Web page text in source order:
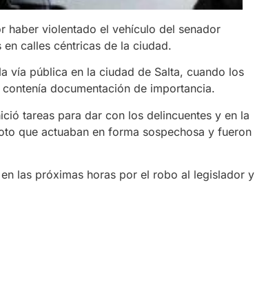
haber violentado el vehículo del senador
calles céntricas de la ciudad.
vía pública en la ciudad de Salta, cuando los
documentación de importancia.
tareas para dar con los delincuentes y en la
que actuaban en forma sospechosa y fueron
las próximas horas por el robo al legislador y